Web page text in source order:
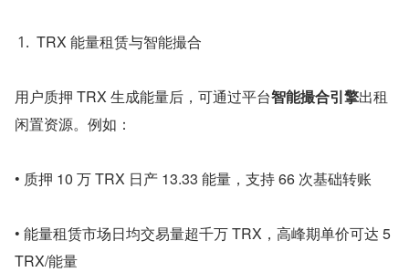
TRX 能量租赁与智能撮合
用户质押 TRX 生成能量后，可通过平台智能撮合引擎出租
闲置资源。例如：
• 质押 10 万 TRX 日产 13.33 能量，支持 66 次基础转账
• 能量租赁市场日均交易量超千万 TRX，高峰期单价可达 5
TRX/能量